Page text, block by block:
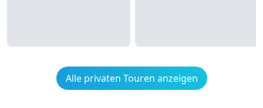
Alle privaten Touren anzeigen